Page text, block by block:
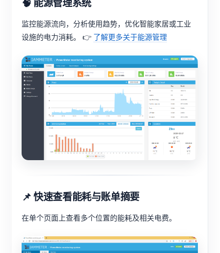
🧠 能源管理系统
监控能源流向，分析使用趋势，优化智能家居或工业
设施的电力消耗。 👉 了解更多关于能源管理
📌 快速查看能耗与账单摘要
在单个页面上查看多个位置的能耗及相关电费。